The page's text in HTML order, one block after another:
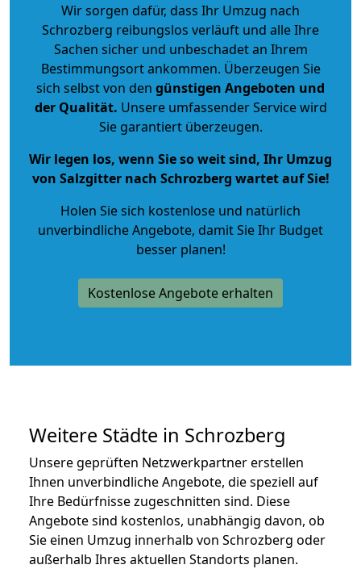
Wir sorgen dafür, dass Ihr Umzug nach
Schrozberg reibungslos verläuft und alle Ihre
Sachen sicher und unbeschadet an Ihrem
Bestimmungsort ankommen. Überzeugen Sie
sich selbst von den günstigen Angeboten und
der Qualität. Unsere umfassender Service wird
Sie garantiert überzeugen.
Wir legen los, wenn Sie so weit sind, Ihr Umzug
von Salzgitter nach Schrozberg wartet auf Sie!
Holen Sie sich kostenlose und natürlich
unverbindliche Angebote, damit Sie Ihr Budget
besser planen!
Kostenlose Angebote erhalten
Weitere Städte in Schrozberg
Unsere geprüften Netzwerkpartner erstellen
Ihnen unverbindliche Angebote, die speziell auf
Ihre Bedürfnisse zugeschnitten sind. Diese
Angebote sind kostenlos, unabhängig davon, ob
Sie einen Umzug innerhalb von Schrozberg oder
außerhalb Ihres aktuellen Standorts planen.